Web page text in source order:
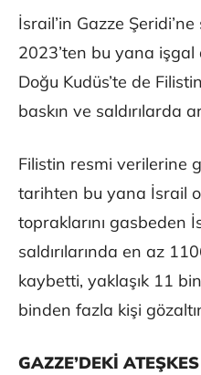
İsrail’in Gazze Şeridi’ne
2023’ten bu yana işgal
Doğu Kudüs’te de
baskın ve saldırılarda
Filistin resmi verilerine
tarihten bu yana İsrail
topraklarını gasbeden
saldırılarında en az
kaybetti, yaklaşık 11
binden fazla kişi
GAZZE’DEKİ